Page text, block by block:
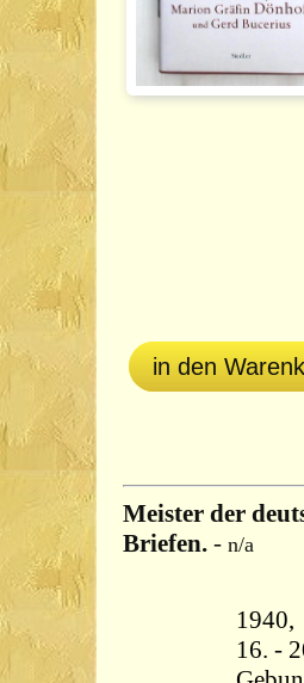
in den
Meister der
Briefen. - n/a
1940,
16. -